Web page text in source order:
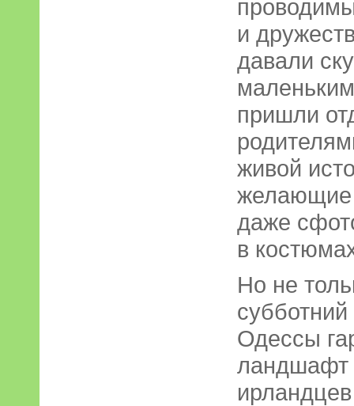
и
давали
пришли
живой
желающие
даже
в
Но не
Одессы
ландшафт